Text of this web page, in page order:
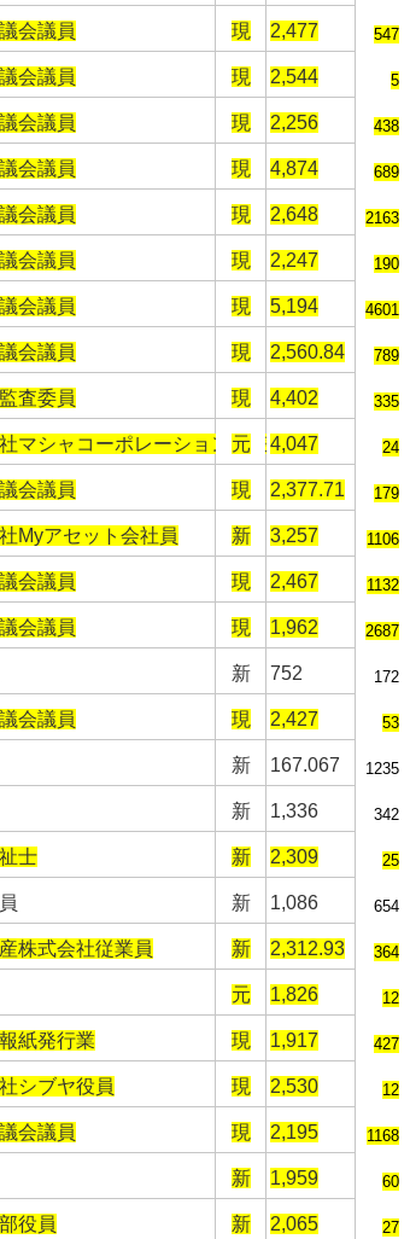
会議員 現 2,477 547
会議員 現 2,544 5
会議員 現 2,256 438
会議員 現 4,874 689
会議員 現 2,648 2163
会議員 現 2,247 190
会議員 現 5,194 4601
会議員 現 2,560.84 789
査委員 現 4,402 335
マシャコーポレーション代表
元 4,047 24
会議員 現 2,377.71 179
Myアセット会社員 新 3,257 1106
会議員 現 2,467 1132
会議員 現 1,962 2687
新 752 172
会議員 現 2,427 53
新 167.067 1235
新 1,336 342
士 新 2,309 25
新 1,086 654
株式会社従業員 新 2,312.93 364
元 1,826 12
紙発行業 現 1,917 427
シブヤ役員 現 2,530 12
会議員 現 2,195 1168
新 1,959 60
役員 新 2,065 27